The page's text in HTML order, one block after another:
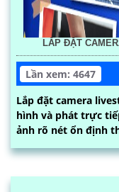
LẮP ĐẶT
Lần xem: 4647
Lắp đặt camera
hình và phát trực
ảnh rõ nét ổn định